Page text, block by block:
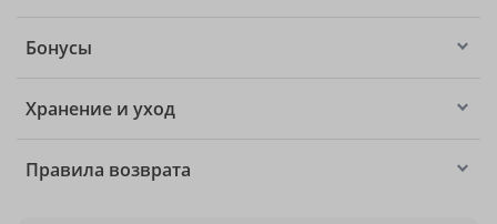
Бонусы
Хранение и уход
Правила возврата